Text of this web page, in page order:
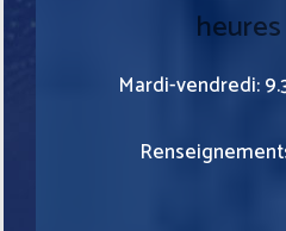
Mardi-vendredi: